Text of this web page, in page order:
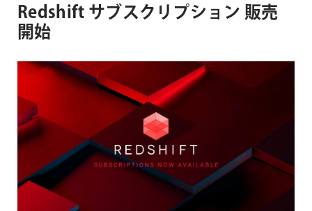
Redshift サブスクリプション 販売
開始